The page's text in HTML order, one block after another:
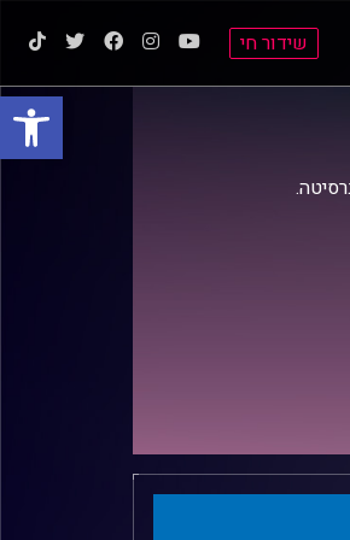
פתח
שידור חי